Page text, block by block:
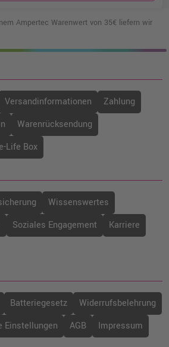
Ampertec Warenwert von 35€ liefern wir
Versandinformationen
Zahlung
Warenrücksendung
Life Box
Wissenswertes
Soziales Engagement
Karriere
Batteriegesetz
Widerrufsbelehrung
Einstellungen AGB Impressum